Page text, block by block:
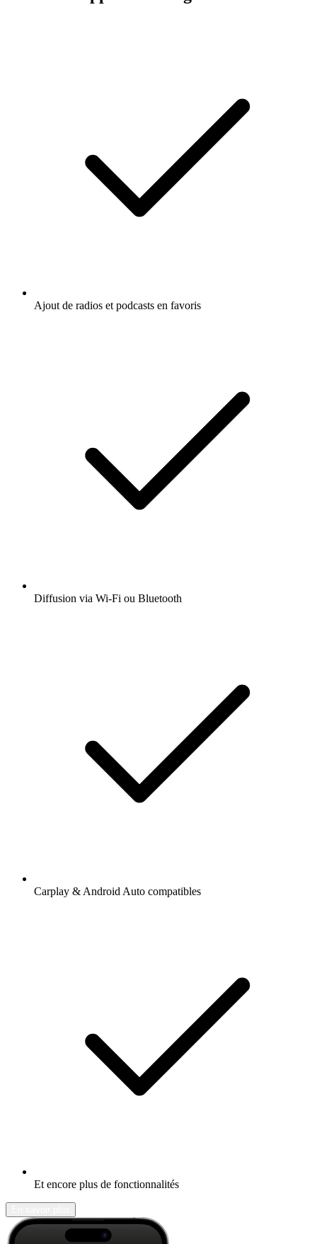
Ajout de radios et podcasts en favoris
Diffusion via Wi-Fi ou Bluetooth
Carplay & Android Auto compatibles
Et encore plus de fonctionnalités